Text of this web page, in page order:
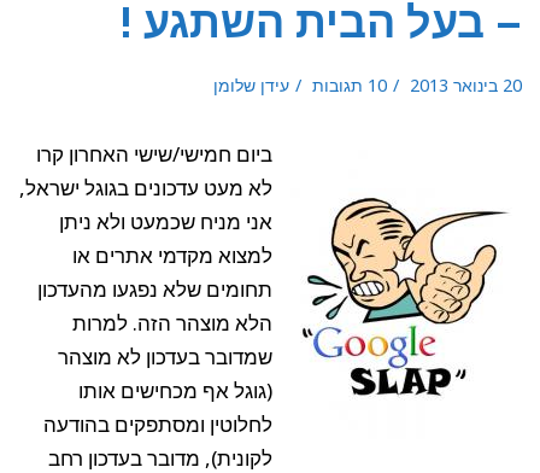
– בעל הבית השתגע !
20 בינואר 2013 10 תגובות עידן שלומן
ביום חמישי/שישי האחרון קרו
לא מעט עדכונים בגוגל ישראל,
אני מניח שכמעט ולא ניתן
למצוא מקדמי אתרים או
תחומים שלא נפגעו מהעדכון
הלא מוצהר הזה. למרות
שמדובר בעדכון לא מוצהר
(גוגל אף מכחישים אותו
לחלוטין ומסתפקים בהודעה
לקונית), מדובר בעדכון רחב